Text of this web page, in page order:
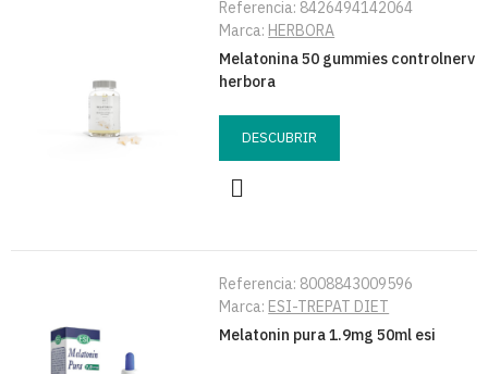
Referencia: 8426494142064
Marca: HERBORA
Melatonina 50 gummies controlnerv
herbora
DESCUBRIR
Referencia: 8008843009596
Marca: ESI-TREPAT DIET
Melatonin pura 1.9mg 50ml esi